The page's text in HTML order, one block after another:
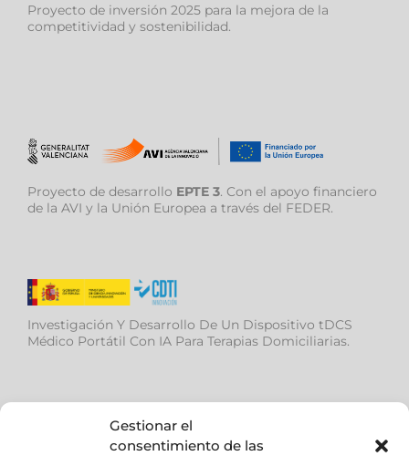
Gestionar el
consentimiento de las
Proyecto de inversión 2025 para la mejora de la
competitividad y sostenibilidad.
Proyecto de desarrollo EPTE 3. Con el apoyo financiero
de la AVI y la Unión Europea a través del FEDER.
Investigación Y Desarrollo De Un Dispositivo tDCS
Médico Portátil Con IA Para Terapias Domiciliarias.